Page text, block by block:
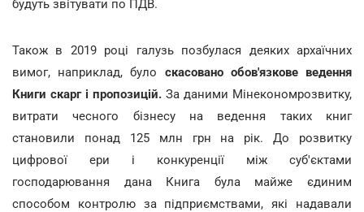
будуть звітувати по ПДВ.
Також в 2019 році галузь позбулася деяких архаїчних
вимог, наприклад, було скасовано обов'язкове ведення
Книги скарг і пропозицій. За даними Мінекономрозвитку,
витрати чесного бізнесу на ведення таких книг
становили понад 125 млн грн на рік. До розвитку
цифрової ери і конкуренції між суб'єктами
господарювання дана Книга була майже єдиним
способом контролю за підприємствами, які надавали